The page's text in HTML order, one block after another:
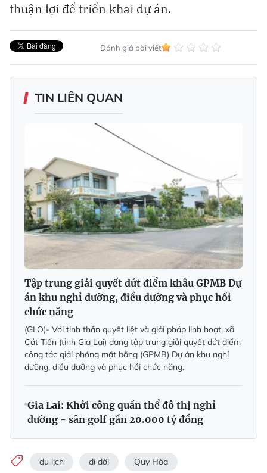
thuận lợi để triển khai dự án.
Đánh giá bài viết
TIN LIÊN QUAN
Tập trung giải quyết dứt điểm khâu GPMB Dự
án khu nghỉ dưỡng, điều dưỡng và phục hồi
chức năng
(GLO)- Với tinh thần quyết liệt và giải pháp linh hoạt, xã
Cát Tiến (tỉnh Gia Lai) đang tập trung giải quyết dứt điểm
công tác giải phóng mặt bằng (GPMB) Dự án khu nghỉ
dưỡng, điều dưỡng và phục hồi chức năng.
Gia Lai: Khởi công quần thể đô thị nghỉ
dưỡng - sân golf gần 20.000 tỷ đồng
du lịch di dời Quy Hòa